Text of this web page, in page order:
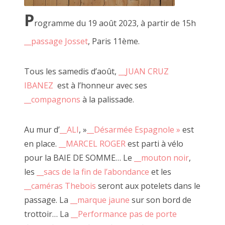
2016 septembre
2016 août
2016 juin
2016 mai
2016 avril
2016 mars
2016 février
2016 janvier
2015 décembre
Programme du 19 août 2023, à partir de 15h
__passage Josset, Paris 11ème.
Tous les samedis d’août,
__JUAN CRUZ
IBANEZ est à l’honneur avec ses
__compagnons à la palissade.
Au mur d’ __ALI, » __Désarmée Espagnole » est
en place.
__MARCEL ROGERest parti à vélo
pour la BAIE DE SOMME… Le
__mouton noir,
les
__sacs de la fin de l’abondance et les
__caméras Thebois seront aux potelets dans le
passage. La
__marque jaune sur son bord de
trottoir… La
__Performance pas de porte
Encadré doré, 29 juin 2019